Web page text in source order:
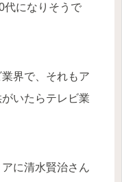
代になりそうで
界で、それもア
いたらテレビ業
に清水賢治さん